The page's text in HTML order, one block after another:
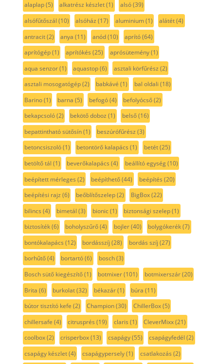
alaplap(5) alkatrész készlet(1) alsó(39)
alsófűtőszál (10) alsóház (17) aluminium(1) alátét(4)
antracit(2) anya (11) anód(10) aprító(64)
aprítógép(1) aprítókés (25) aprósütemény(1)
aqua senzor(1) aquastop(6) asztali körfűrész (2)
asztali mosogatógép(2) babkávé (1) bal oldali (18)
Barino(1) barna (5) befogó(4) befolyócső(2)
bekapcsoló(2) bekötő doboz (1) belső(16)
bepattintható sütősín(1) beszúrófűrész (3)
betoncsiszoló(1) betontörő kalapács (1) betét(25)
betöltő tál (1) beverőkalapács (4) beállító egység(10)
beépített mérleges (2) beépíthető(44) beépítés (20)
beépítési rajz (6) beőblítőszelep(2) BigBox(22)
bilincs (4) bimetál (3) bionic(1) biztonsági szelep(1)
biztosíték(6) boholyszűrő(4) bojler(40) bolygókerék(7)
bontókalapács (12) bordásszíj (28) bordás szíj (27)
borhűtő(4) bortartó(6) bosch(3)
Bosch sütő kiegészítő(1) botmixer(101) botmixerszár(20)
Brita (6) burkolat(32) békazár(1) búra (11)
bútor tisztító kefe (2) Champion(30) ChillerBox(5)
chillersafe (4) citrusprés (19) claris (1) CleverMixx(21)
coolbox(2) crisperbox(13) csapágy(55) csapágyfedél (2)
csapágy készlet(4) csapágypersely(1) csatlakozás (2)